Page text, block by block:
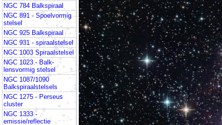
NGC 784 Balkspiraal
NGC 891 - Spoelvormig
stelsel
NGC 925 Balkspiraal
NGC 931 - spiraalstelsel
NGC 1003 Spiraalstelsel
NGC 1023 - Balk-
lensvormig stelsel
NGC 1087/1090
Balkspiraalstelsels
NGC 1275 - Perseus
cluster
NGC 1333 -
emissie/reflectie